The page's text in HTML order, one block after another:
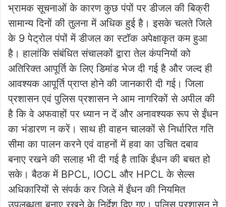
भ्रामक सूचनाओं के कारण कुछ पंपों पर डीजल की बिक्री
सामान्य दिनों की तुलना में अधिक हुई है। इसके चलते जिले
के 9 पेट्रोल पंपों में डीजल का स्टॉक अपेक्षाकृत कम हुआ
है। हालांकि संबंधित संचालकों द्वारा तेल कंपनियों को
अतिरिक्त आपूर्ति के लिए डिमांड भेज दी गई है और जल्द ही
आवश्यक आपूर्ति प्राप्त होने की जानकारी दी गई। जिला
प्रशासन एवं पुलिस प्रशासन ने आम नागरिकों से अपील की
है कि वे अफवाहों पर ध्यान न दें और अनावश्यक रूप से ईंधन
का भंडारण न करें। साथ ही वाहन चालकों से निर्धारित गति
सीमा का पालन करने एवं वाहनों में हवा का उचित दबाव
बनाए रखने की सलाह भी दी गई है ताकि ईंधन की बचत हो
सके। बैठक में BPCL, IOCL और HPCL के सेल्स
अधिकारियों से संपर्क कर जिले में ईंधन की नियमित
उपलब्धता बनाए रखने के निर्देश दिए गए। पुलिस प्रशासन ने